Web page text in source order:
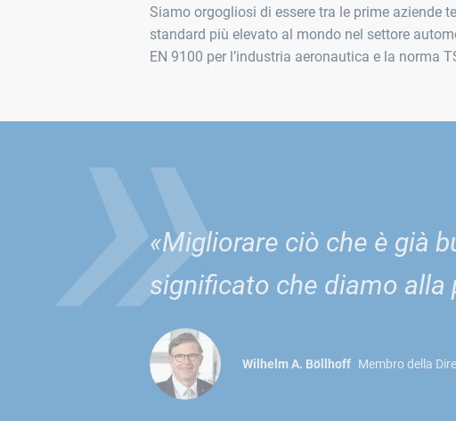
Siamo orgogliosi di essere tra le prime aziende
standard più elevato al mondo nel settore
EN 9100 per l’industria aeronautica e la norma
«Migliorare ciò che è già
significato che diamo alla
Wilhelm A. Böllhoff Membro della
»